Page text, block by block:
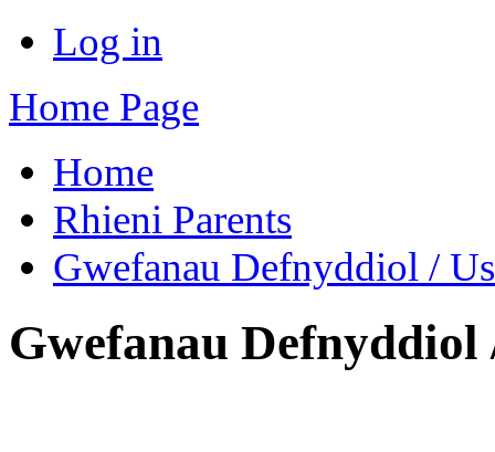
Log in
Home Page
Home
Rhieni Parents
Gwefanau Defnyddiol /
Gwefanau Defnyddiol